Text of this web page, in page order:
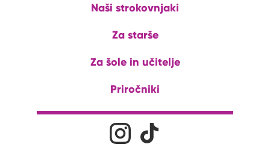
Naši strokovnjaki
Za starše
Za šole in učitelje
Priročniki
Družabna omrežjaNa naš Instagram profil